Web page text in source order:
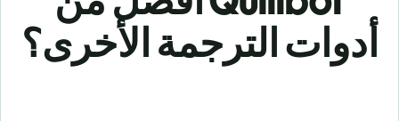
أدوات الترجمة الأخرى؟